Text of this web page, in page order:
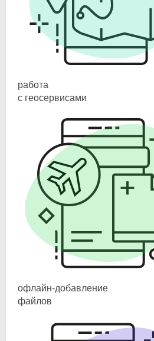
работа
с геосервисами
офлайн-добавление
файлов